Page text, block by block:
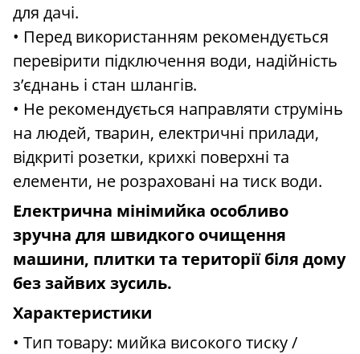
для дачі.
• Перед використанням рекомендується
перевірити підключення води, надійність
з’єднань і стан шлангів.
• Не рекомендується направляти струмінь
на людей, тварин, електричні прилади,
відкриті розетки, крихкі поверхні та
елементи, не розраховані на тиск води.
Електрична мінімийка особливо
зручна для швидкого очищення
машини, плитки та території біля дому
без зайвих зусиль.
Характеристики
• Тип товару: мийка високого тиску /